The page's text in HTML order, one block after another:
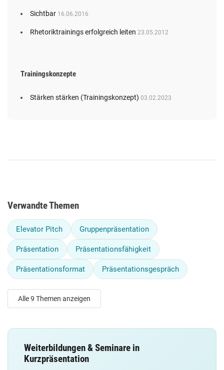
Sichtbar 16.06.2016
Rhetoriktrainings erfolgreich leiten 23.05.2012
Trainingskonzepte
Stärken stärken (Trainingskonzept) 03.02.2023
Verwandte Themen
Elevator Pitch Gruppenpräsentation
Präsentation Präsentationsfähigkeit
Präsentationsformat Präsentationsgespräch
Alle 9 Themen anzeigen
Weiterbildungen & Seminare in
Kurzpräsentation